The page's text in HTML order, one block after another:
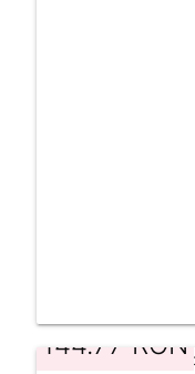
144.77 RON